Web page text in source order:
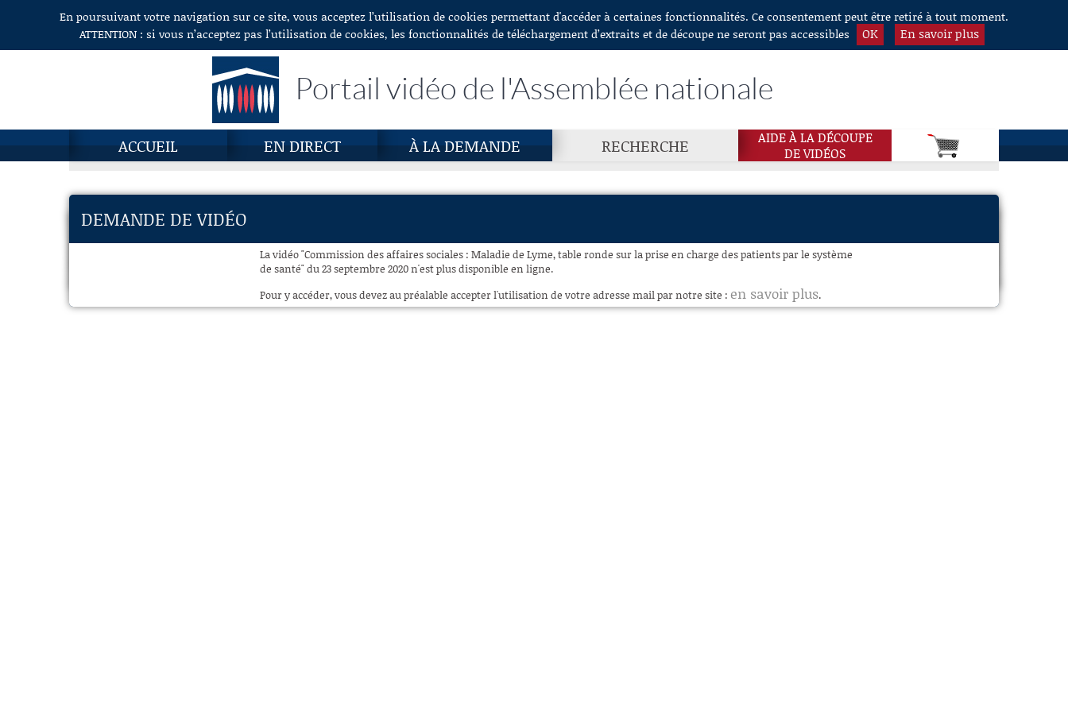
Aller au contenuEn poursuivant votre navigation sur ce site, vous acceptez l’utilisation de cookies permettant d'accéder à certaines fonctionnalités. Ce consentement peut être retiré à tout moment.
ATTENTION : si vous n’acceptez pas l’utilisation de cookies, les fonctionnalités de téléchargement d’extraits et de découpe ne seront pas accessibles
OK En savoir plus
Portail vidéo de l'Assemblée nationale
ACCUEIL EN DIRECT À LA DEMANDE RECHERCHE
AIDE À LA DÉCOUPE
DE VIDÉOS
DEMANDE DE VIDÉO
La vidéo "Commission des affaires sociales : Maladie de Lyme, table ronde sur la prise en charge des patients par le système
de santé" du 23 septembre 2020 n'est plus disponible en ligne.
Pour y accéder, vous devez au préalable accepter l'utilisation de votre adresse mail par notre site : en savoir plus.